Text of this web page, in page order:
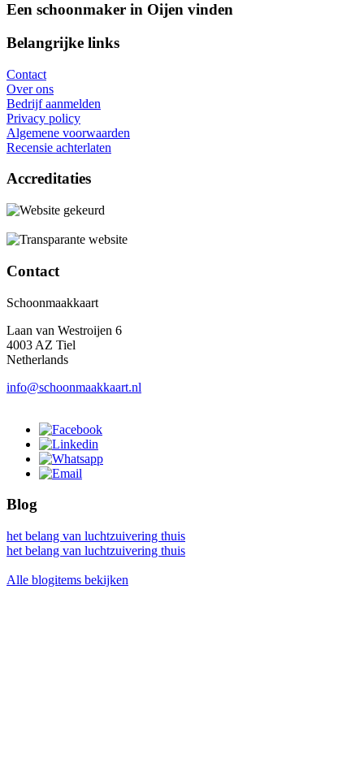
Een schoonmaker in Oijen vinden
Belangrijke links
Contact
Over ons
Bedrijf aanmelden
Privacy policy
Algemene voorwaarden
Recensie achterlaten
Accreditaties
Contact
Schoonmaakkaart
Laan van Westroijen 6
4003 AZ Tiel
Netherlands
info@schoonmaakkaart.nl
Blog
het belang van luchtzuivering thuis
het belang van luchtzuivering thuis
Alle blogitems bekijken